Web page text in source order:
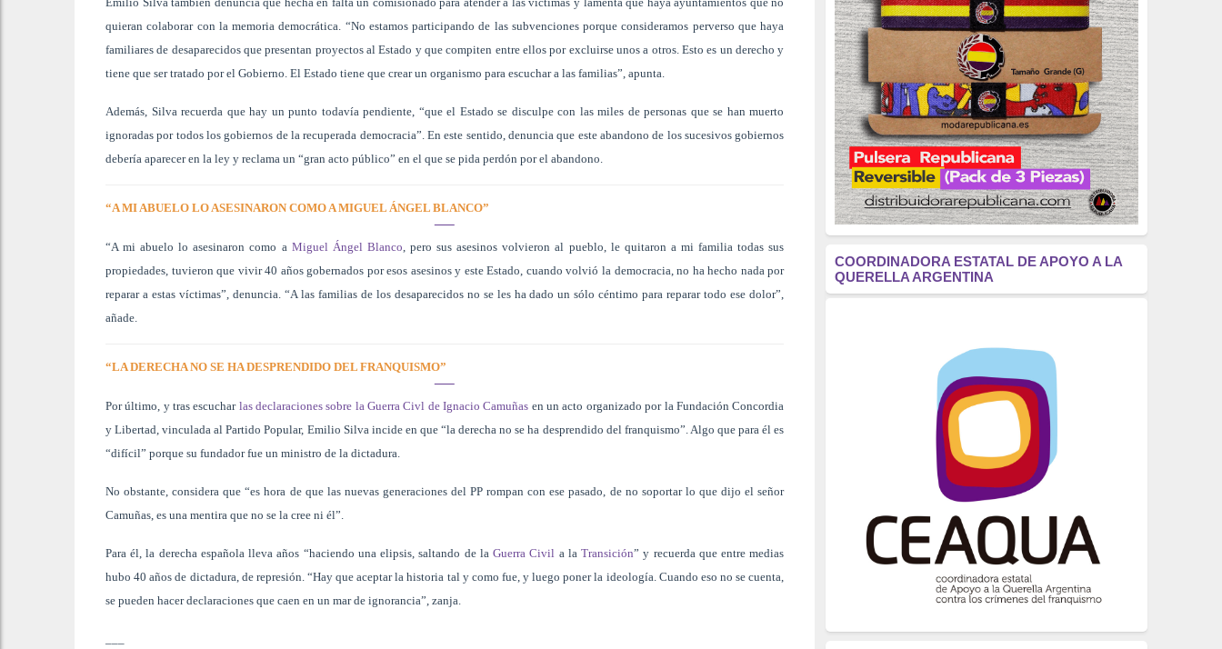
quieran colaborar con la memoria democrática. “No estamos participando de las subvenciones porque consideramos perverso que haya
familiares de desaparecidos que presentan proyectos al Estado y que compiten entre ellos por excluirse unos a otros. Esto es un derecho y
tiene que ser tratado por el Gobierno. El Estado tiene que crear un organismo para escuchar a las familias”, apunta.
Además, Silva recuerda que hay un punto todavía pendiente, “que el Estado se disculpe con las miles de personas que se han muerto
ignoradas por todos los gobiernos de la recuperada democracia”. En este sentido, denuncia que este abandono de los sucesivos gobiernos
debería aparecer en la ley y reclama un “gran acto público” en el que se pida perdón por el abandono.
“A MI ABUELO LO ASESINARON COMO A MIGUEL ÁNGEL BLANCO”
“A mi abuelo lo asesinaron como a Miguel Ángel Blanco , pero sus asesinos volvieron al pueblo, le quitaron a mi familia todas sus
propiedades, tuvieron que vivir 40 años gobernados por esos asesinos y este Estado, cuando volvió la democracia, no ha hecho nada por
reparar a estas víctimas”, denuncia. “A las familias de los desaparecidos no se les ha dado un sólo céntimo para reparar todo ese dolor”,
añade.
“LA DERECHA NO SE HA DESPRENDIDO DEL FRANQUISMO”
Por último, y tras escuchar las declaraciones sobre la Guerra Civl de Ignacio Camuñas en un acto organizado por la Fundación Concordia
y Libertad, vinculada al Partido Popular, Emilio Silva incide en que “la derecha no se ha desprendido del franquismo”. Algo que para él es
“difícil” porque su fundador fue un ministro de la dictadura.
No obstante, considera que “es hora de que las nuevas generaciones del PP rompan con ese pasado, de no soportar lo que dijo el señor
Camuñas, es una mentira que no se la cree ni él”.
Para él, la derecha española lleva años “haciendo una elipsis, saltando de laGuerra Civil a laTransición” y recuerda que entre medias
hubo 40 años de dictadura, de represión. “Hay que aceptar la historia tal y como fue, y luego poner la ideología. Cuando eso no se cuenta,
se pueden hacer declaraciones que caen en un mar de ignorancia”, zanja.
monarquía
(2253)
borbones
(2176)
Cultura
(2163)
Guerra
(1674)
genocidio
(1234)
mujer
(1070)
Eventos
(914)
Crímenes del franquismo
(721)
(699)
(607)
neofranquismo
(567)
Justicia Universal
Derechos Humanos
(522)
Nacionalcatolicismo
(514)
COORDINADORA ESTATAL DE APOYO A LA
QUERELLA ARGENTINA